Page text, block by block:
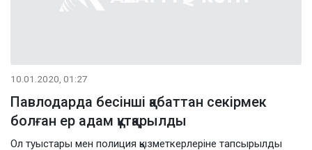
10.01.2020, 01:27
Павлодарда бесінші қабаттан секірмек
болған ер адам құтқарылды
Ол туыстары мен полиция қызметкерлеріне тапсырылды